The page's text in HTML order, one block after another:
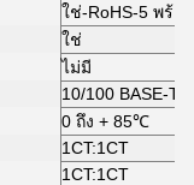
ใช่-RoHS-5 พร้อ
ใช่
ไม่มี
10/100 BASE-T
0 ถึง + 85℃
1CT:1CT
1CT:1CT